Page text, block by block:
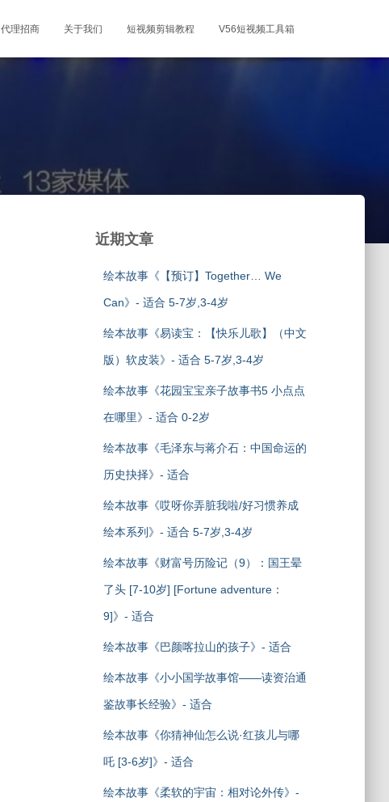
代理招商 关于我们 短视频剪辑教程 V56短视频工具箱
近期文章
绘本故事《【预订】Together… We
Can》- 适合 5-7岁,3-4岁
绘本故事《易读宝：【快乐儿歌】（中文
版）软皮装》- 适合 5-7岁,3-4岁
绘本故事《花园宝宝亲子故事书5 小点点
在哪里》- 适合 0-2岁
绘本故事《毛泽东与蒋介石：中国命运的
历史抉择》- 适合
绘本故事《哎呀你弄脏我啦/好习惯养成
绘本系列》- 适合 5-7岁,3-4岁
绘本故事《财富号历险记（9）：国王晕
了头 [7-10岁] [Fortune adventure：
9]》- 适合
绘本故事《巴颜喀拉山的孩子》- 适合
绘本故事《小小国学故事馆——读资治通
鉴故事长经验》- 适合
绘本故事《你猜神仙怎么说·红孩儿与哪
吒 [3-6岁]》- 适合
绘本故事《柔软的宇宙：相对论外传》-